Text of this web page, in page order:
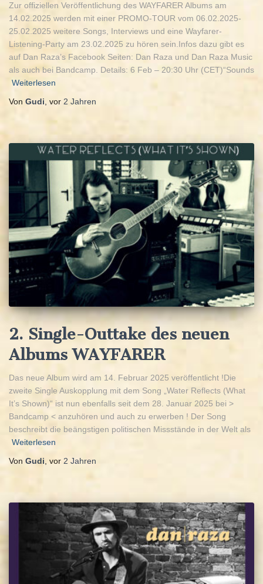
Zur offiziellen Veröffentlichung des WAYFARER Albums am
14.02.2025 werden mit einer PROMO-TOUR vom 06.02.2025-
25.02.2025 weitere Songs, Interviews und eine Wayfarer-
Listening-Party am 23.02.2025 zu hören sein.Infos dazu gibt es
auf Dan Raza’s Facebook Seiten: Dan Raza und Dan Raza Music
als auch bei Bandcamp. Details: 6 Feb – 20:30 Uhr (CET)“Sounds
Weiterlesen
Von Gudi , vor 2 Jahren
2. Single-Outtake des neuen
Albums WAYFARER
Das neue Album wird am 14. Februar 2025 veröffentlicht !Die
zweite Single Auskopplung mit dem Song „Water Reflects (What
It’s Shown)“ ist nun ebenfalls seit dem 28. Januar 2025 bei >
Bandcamp < anzuhören und auch zu erwerben ! Der Song
beschreibt die beängstigen politischen Missstände in der Welt als
Weiterlesen
Von Gudi , vor 2 Jahren